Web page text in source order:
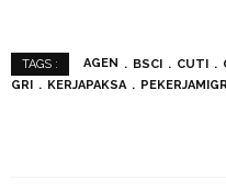
TAGS : AGEN BSCI CUTI
GRI
KERJAPAKSA